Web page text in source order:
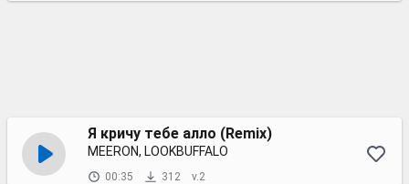
Я кричу тебе алло (Remix)
MEERON, LOOKBUFFALO
00:35 312 v.2